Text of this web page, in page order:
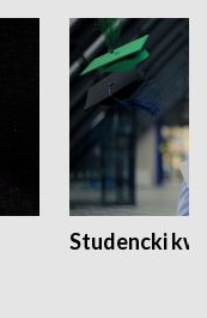
Studencki